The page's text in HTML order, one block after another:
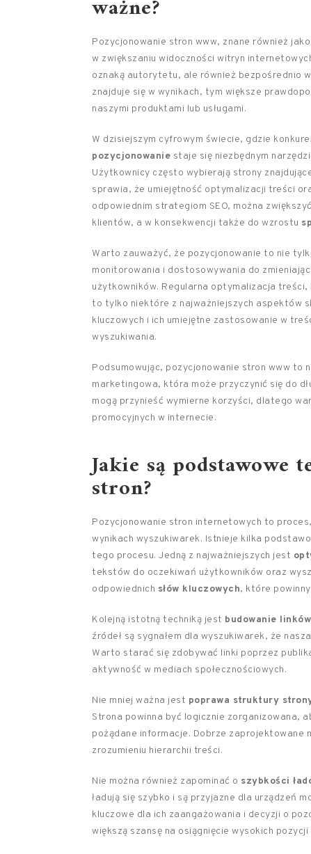
ważne?
Pozycjonowanie stron www, znane również
w zwiększaniu widoczności witryn
oznaką autorytetu, ale również bezpośrednio
znajduje się w wynikach, tym większe
naszymi produktami lub usługami.
W dzisiejszym cyfrowym świecie, gdzie
pozycjonowanie staje się niezbędnym
Użytkownicy często wybierają strony
sprawia, że umiejętność optymalizacji treści
odpowiednim strategiom SEO, można
klientów, a w konsekwencji także do wzrostu
Warto zauważyć, że pozycjonowanie to nie
monitorowania i dostosowywania do
użytkowników. Regularna optymalizacja
to tylko niektóre z najważniejszych aspektów
kluczowych i ich umiejętne zastosowanie w
wyszukiwania.
Podsumowując, pozycjonowanie stron www
marketingowa, która może przyczynić się do
mogą przynieść wymierne korzyści, dlatego
promocyjnych w internecie.
Jakie są podstawowe
stron?
Pozycjonowanie stron internetowych to
wynikach wyszukiwarek. Istnieje kilka
tego procesu. Jedną z najważniejszych jest
tekstów do oczekiwań użytkowników oraz
odpowiednich słów kluczowych, które
Kolejną istotną techniką jest budowanie linków
źródeł są sygnałem dla wyszukiwarek, że
Warto starać się zdobywać linki poprzez
aktywność w mediach społecznościowych.
Nie mniej ważna jest poprawa struktury
Strona powinna być logicznie zorganizowana,
pożądane informacje. Dobrze zaprojektowane
zrozumieniu hierarchii treści.
Nie można również zapominać o szybkości
ładują się szybko i są przyjazne dla urządzeń
kluczowe dla ich zaangażowania i decyzji o
większą szansę na osiągnięcie wysokich